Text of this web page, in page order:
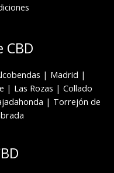
CBD
| Madrid |
| Las Rozas | Collado
| Torrejón de